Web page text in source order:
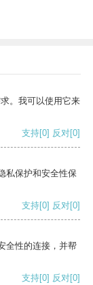
。我可以使用它来
支持[0] 反对[0]
私保护和安全性保
支持[0] 反对[0]
全性的连接，并帮
支持[0] 反对[0]